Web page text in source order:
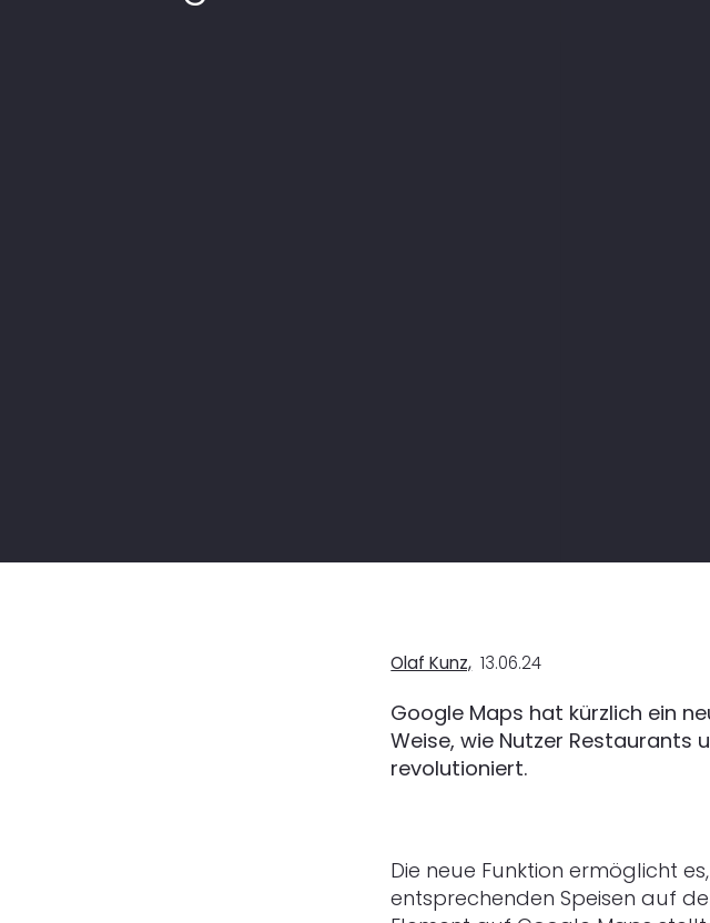
Olaf Kunz, 13.06.24
Google Maps hat kürzlich ein
Weise, wie Nutzer Restaurants
revolutioniert.
Die neue Funktion ermöglicht
entsprechenden Speisen auf